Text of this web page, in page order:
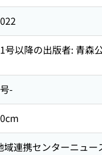
号以降の出版者: 青森
-
域連携センターニュ